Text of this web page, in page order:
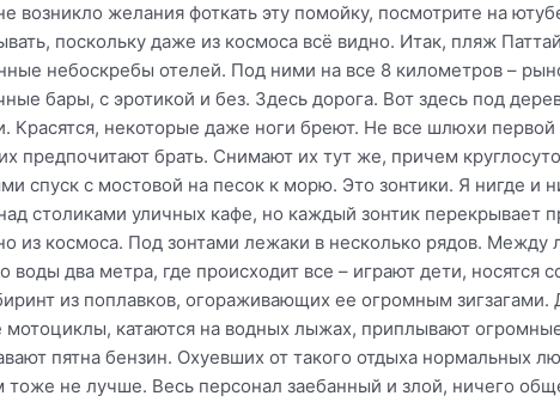
возникло желания фоткать эту помойку, посмотрите на
поскольку даже из космоса всё видно. Итак, пляж
небоскребы отелей. Под ними на все 8 километров –
бары, с эротикой и без. Здесь дорога. Вот здесь под
Красятся, некоторые даже ноги бреют. Не все шлюхи
предпочитают брать. Снимают их тут же, причем
спуск с мостовой на песок к морю. Это зонтики. Я нигде и
столиками уличных кафе, но каждый зонтик
из космоса. Под зонтами лежаки в несколько рядов.
воды два метра, где происходит все – играют дети, носятся
из поплавков, огораживающих ее огромным зигзагами.
мотоциклы, катаются на водных лыжах, приплывают
пятна бензин. Охуевших от такого отдыха нормальных
тоже не лучше. Весь персонал заебанный и злой, ничего